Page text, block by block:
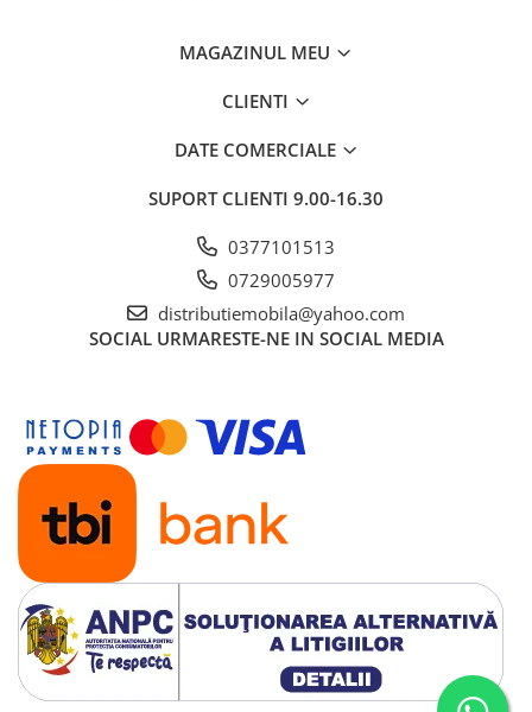
MAGAZINUL MEU
CLIENTI
DATE COMERCIALE
SUPORT CLIENTI 9.00-16.30
0377101513
0729005977
distributiemobila@yahoo.com
SOCIAL URMARESTE-NE IN SOCIAL MEDIA